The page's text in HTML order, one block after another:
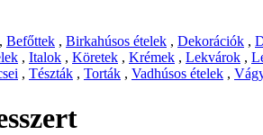
, Befőttek , Birkahúsos ételek , Dekorációk ,
, Italok , Köretek , Krémek , Lekvárok ,
, Tészták , Torták , Vadhúsos ételek ,